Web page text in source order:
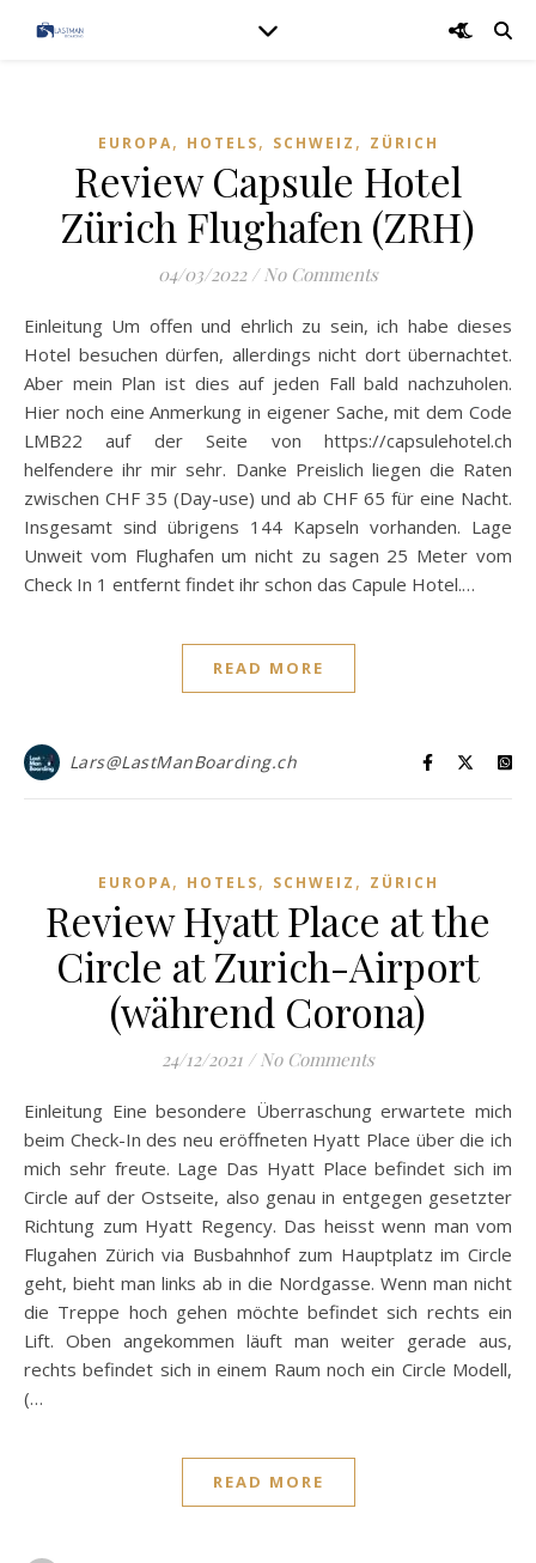
EUROPA, HOTELS, SCHWEIZ , ZÜRICH
Review Capsule Hotel
Zürich Flughafen (ZRH)
04/03/2022 / No Comments
Einleitung Um offen und ehrlich zu sein, ich habe dieses
Hotel besuchen dürfen, allerdings nicht dort übernachtet.
Aber mein Plan ist dies auf jeden Fall bald nachzuholen.
Hier noch eine Anmerkung in eigener Sache, mit dem Code
LMB22 auf der Seite von https://capsulehotel.ch
helfendere ihr mir sehr. Danke Preislich liegen die Raten
zwischen CHF 35 (Day-use) und ab CHF 65 für eine Nacht.
Insgesamt sind übrigens 144 Kapseln vorhanden. Lage
Unweit vom Flughafen um nicht zu sagen 25 Meter vom
Check In 1 entfernt findet ihr schon das Capule Hotel.…
READ MORE
Lars@LastManBoarding.ch
EUROPA, HOTELS, SCHWEIZ , ZÜRICH
Review Hyatt Place at the
Circle at Zurich-Airport
(während Corona)
24/12/2021 / No Comments
Einleitung Eine besondere Überraschung erwartete mich
beim Check-In des neu eröffneten Hyatt Place über die ich
mich sehr freute. Lage Das Hyatt Place befindet sich im
Circle auf der Ostseite, also genau in entgegen gesetzter
Richtung zum Hyatt Regency. Das heisst wenn man vom
Flugahen Zürich via Busbahnhof zum Hauptplatz im Circle
geht, bieht man links ab in die Nordgasse. Wenn man nicht
die Treppe hoch gehen möchte befindet sich rechts ein
Lift. Oben angekommen läuft man weiter gerade aus,
rechts befindet sich in einem Raum noch ein Circle Modell,
(…
READ MORE